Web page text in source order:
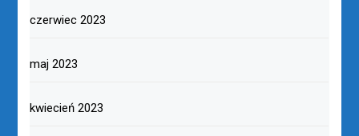
czerwiec 2023
maj 2023
kwiecień 2023